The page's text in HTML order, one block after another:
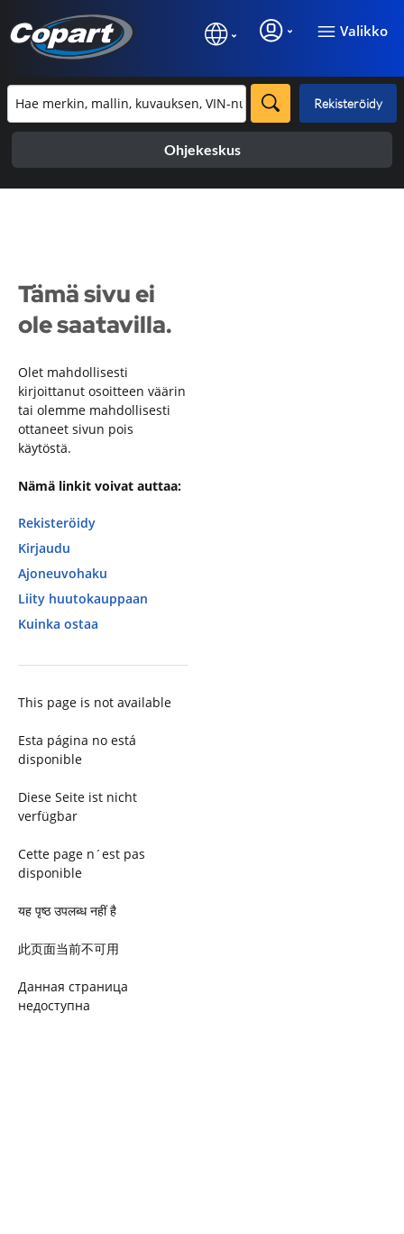
Valikko
Rekisteröidy
Ohjekeskus
Tämä sivu ei
ole saatavilla.
Olet mahdollisesti
kirjoittanut osoitteen väärin
tai olemme mahdollisesti
ottaneet sivun pois
käytöstä.
Nämä linkit voivat auttaa:
Rekisteröidy
Kirjaudu
Ajoneuvohaku
Liity huutokauppaan
Kuinka ostaa
This page is not available
Esta página no está
disponible
Diese Seite ist nicht
verfügbar
Cette page n´est pas
disponible
यह पृष्ठ उपलब्ध नहीं है
此页面当前不可用
Данная страница
недоступна